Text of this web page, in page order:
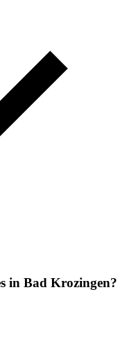
in Bad Krozingen?